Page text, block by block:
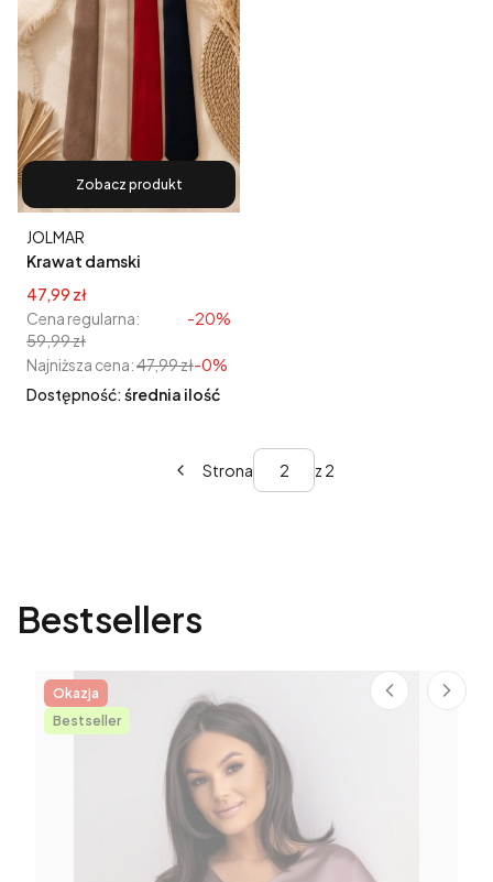
Zobacz produkt
Krawat damski
Producent
JOLMAR
Cena promocyjna
47,99 zł
Cena regularna:
59,99 zł
-20%
Najniższa cena:47,99 zł-0%
Dostępność: średnia ilość
Strona z 2
Bestsellers
Okazja
Bestseller